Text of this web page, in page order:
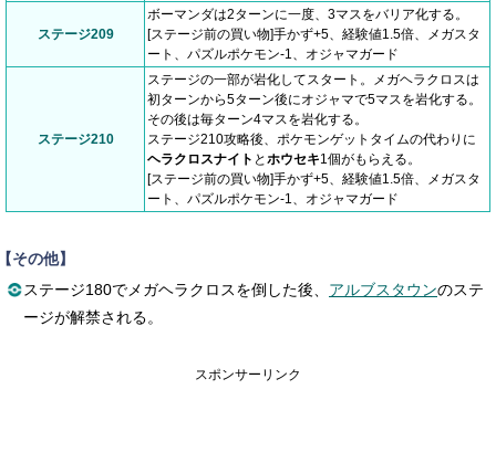
ステージ209
ボーマンダは2ターンに一度、3マスをバリア化する。
[ステージ前の買い物]手かず+5、経験値1.5倍、メガスタ
ート、パズルポケモン-1、オジャマガード
ステージ210
ステージの一部が岩化してスタート。メガヘラクロスは
初ターンから5ターン後にオジャマで5マスを岩化する。
その後は毎ターン4マスを岩化する。
ステージ210攻略後、ポケモンゲットタイムの代わりに
ヘラクロスナイト とホウセキ1個がもらえる。
[ステージ前の買い物]手かず+5、経験値1.5倍、メガスタ
ート、パズルポケモン-1、オジャマガード
その他】
ステージ180でメガヘラクロスを倒した後、 アルブスタウンのステ
ージが解禁される。
スポンサーリンク